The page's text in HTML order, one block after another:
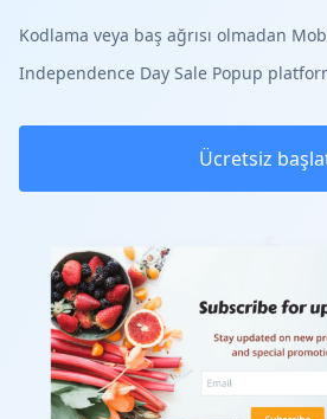
Kodlama veya baş ağrısı olmadan
Independence Day Sale Popup
Ücretsiz